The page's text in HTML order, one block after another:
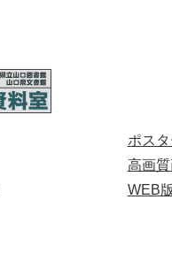
ポス
高画
WEB